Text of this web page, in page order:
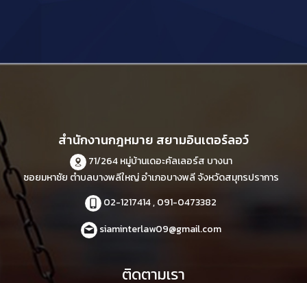
สำนักงานกฎหมาย สยามอินเตอร์ลอว์
71/264 หมู่บ้านเดอะคัลเลอร์ส บางนา
ซอยมหาชัย ตำบลบางพลีใหญ่ อำเภอบางพลี จังหวัดสมุทรปราการ
02-1217414 , 091-0473382
siaminterlaw09@gmail.com
ติดตามเรา